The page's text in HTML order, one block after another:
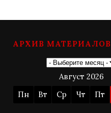
АРХИВ МАТЕРИАЛОВ
Август 2026
Пн
Вт Ср Чт Пт